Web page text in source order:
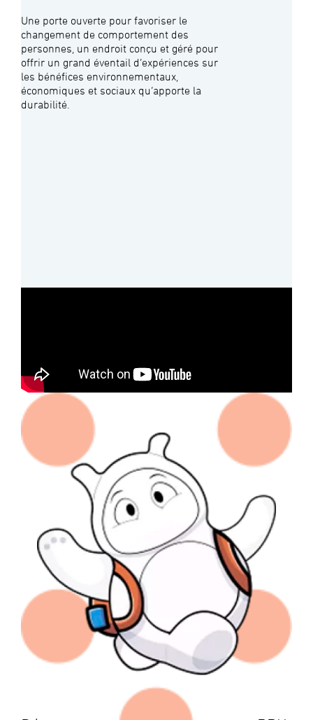
Une porte ouverte pour favoriser le
changement de comportement des
personnes, un endroit conçu et géré pour
offrir un grand éventail d’expériences sur
les bénéfices environnementaux,
économiques et sociaux qu’apporte la
durabilité.